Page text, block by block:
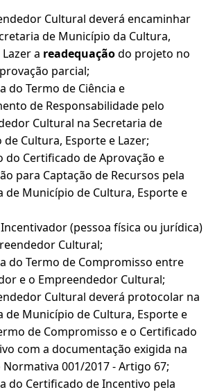
Cultural deverá encaminhar
de Município da Cultura,
a readequaçãodo projeto no
parcial;
do Termo de Ciência e
de Responsabilidade pelo
Cultural na Secretaria de
Cultura, Esporte e Lazer;
do Certificado de Aprovação e
para Captação de Recursos pela
de Município de Cultura, Esporte e
(pessoa física ou jurídica)
Cultural;
do Termo de Compromisso entre
e o Empreendedor Cultural;
Cultural deverá protocolar na
de Município de Cultura, Esporte e
de Compromisso e o Certificado
com a documentação exigida na
001/2017 - Artigo 67;
do Certificado de Incentivo pela